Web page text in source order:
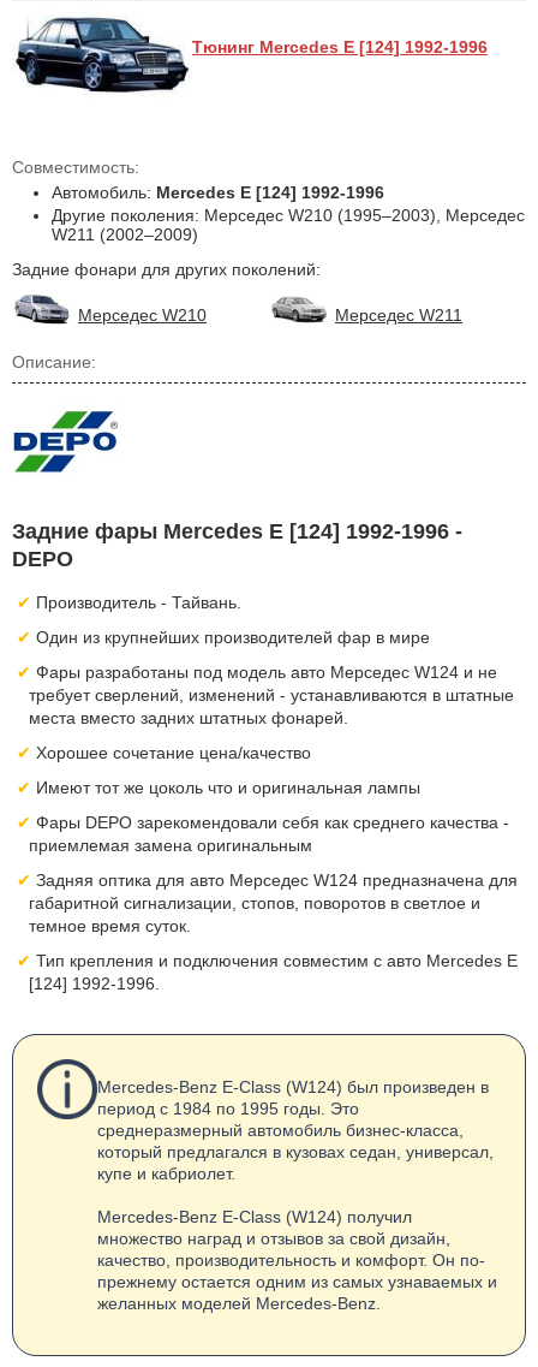
Тюнинг Mercedes E [124] 1992-1996
Совместимость:
Автомобиль: Mercedes E [124] 1992-1996
Другие поколения: Мерседес W210 (1995–2003), Мерседес
W211 (2002–2009)
Задние фонари для других поколений:
Мерседес W210 Мерседес W211
Описание:
Задние фары Mercedes E [124] 1992-1996 -
DEPO
Производитель - Тайвань.
Один из крупнейших производителей фар в мире
Фары разработаны под модель авто Мерседес W124 и не
требует сверлений, изменений - устанавливаются в штатные
места вместо задних штатных фонарей.
Хорошее сочетание цена/качество
Имеют тот же цоколь что и оригинальная лампы
Фары DEPO зарекомендовали себя как среднего качества -
приемлемая замена оригинальным
Задняя оптика для авто Мерседес W124 предназначена для
габаритной сигнализации, стопов, поворотов в светлое и
темное время суток.
Тип крепления и подключения совместим с авто Mercedes E
[124] 1992-1996.
Mercedes-Benz E-Class (W124) был произведен в
период с 1984 по 1995 годы. Это
среднеразмерный автомобиль бизнес-класса,
который предлагался в кузовах седан, универсал,
купе и кабриолет.
Mercedes-Benz E-Class (W124) получил
множество наград и отзывов за свой дизайн,
качество, производительность и комфорт. Он по-
прежнему остается одним из самых узнаваемых и
желанных моделей Mercedes-Benz.